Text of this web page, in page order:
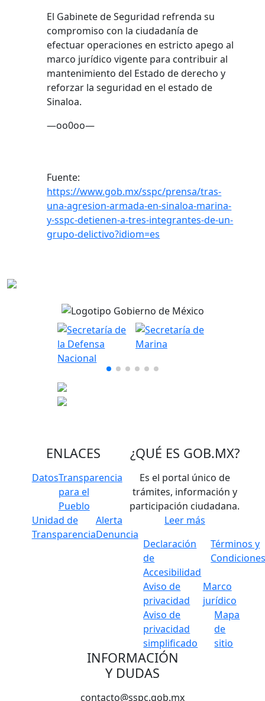
El Gabinete de Seguridad refrenda su
compromiso con la ciudadanía de
efectuar operaciones en estricto apego al
marco jurídico vigente para contribuir al
mantenimiento del Estado de derecho y
reforzar la seguridad en el estado de
Sinaloa.
—oo0oo—
Fuente:
https://www.gob.mx/sspc/prensa/tras-
una-agresion-armada-en-sinaloa-marina-
y-sspc-detienen-a-tres-integrantes-de-un-
grupo-delictivo?idiom=es
ENLACES
DatosTransparencia
para el
Pueblo
Unidad de
Transparencia
Alerta
Denuncia
¿QUÉ ES GOB.MX?
Es el portal único de
trámites, información y
participación ciudadana.
Leer más
Declaración
de
Accesibilidad
Términos y
Aviso de
privacidad
Marco
jurídico
Aviso de
privacidad
simplificado
Mapa
de
sitio
INFORMACIÓN
Y DUDAS
contacto@sspc.gob.mx